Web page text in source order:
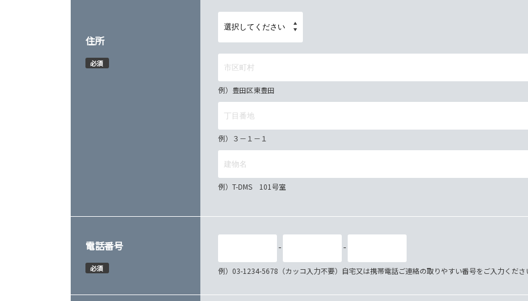
住所
必須
例）豊田区東豊田
例）３－１－１
例）T-DMS 101号室
電話番号
必須
- -
例）03-1234-5678（カッコ入力不要）自宅又は携帯電話ご連絡の取りやすい番号をご入力くださ